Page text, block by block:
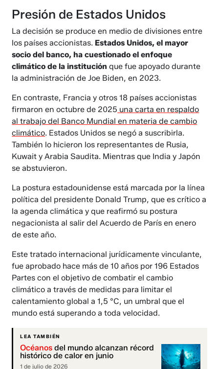
Presión de Estados Unidos
La decisión se produce en medio de divisiones entre
los países accionistas. Estados Unidos, el mayor
socio del banco, ha cuestionado el enfoque
climático de la instituciónque fue apoyado durante
la administración de Joe Biden, en 2023.
En contraste, Francia y otros 18 países accionistas
firmaron en octubre de 2025 una carta en respaldo
al trabajo del Banco Mundial en materia de cambio
climático. Estados Unidos se negó a suscribirla.
También lo hicieron los representantes de Rusia,
Kuwait y Arabia Saudita. Mientras que India y Japón
se abstuvieron.
La postura estadounidense está marcada por la línea
política del presidente Donald Trump, que es crítico a
la agenda climática y que reafirmó su postura
negacionista al salir del Acuerdo de París en enero
de este año.
Este tratado internacional jurídicamente vinculante,
fue aprobado hace más de 10 años por 196 Estados
Partes con el objetivo de combatir el cambio
climático a través de medidas para limitar el
calentamiento global a 1,5 °C, un umbral que el
mundo está superando a toda velocidad.
LEA TAMBIÉN
Océanos del mundo alcanzan récord
histórico de calor en junio
1 de julio de 2026